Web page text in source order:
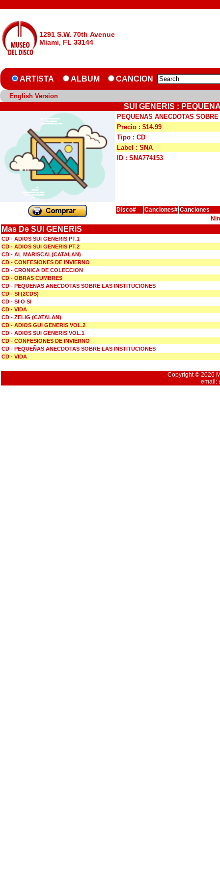
1291 S.W. 70th Avenue
Miami, FL 33144
ARTISTA ALBUM CANCION
English Version
SUI GENERIS :
PEQUENAS ANECDOTAS
Precio : $14.99
Tipo : CD
Label : SNA
ID : SNA774153
Disco# Canciones# Canciones
Mas De SUI GENERIS
CD - ADIOS SUI GENERIS PT.1
CD - ADIOS SUI GENERIS PT.2
CD - AL MARISCAL(CATALAN)
CD - CONFESIONES DE INVIERNO
CD - CRONICA DE COLECCION
CD - OBRAS CUMBRES
CD - PEQUENAS ANECDOTAS SOBRE LAS INSTITUCIONES
CD - SI (2CDS)
CD - SI O SI
CD - VIDA
CD - ZELIG (CATALAN)
CD - ADIOS GUI GENERIS VOL.2
CD - ADIOS SUI GENERIS VOL.1
CD - CONFESIONES DE INVIERNO
CD - PEQUEÑAS ANECDOTAS SOBRE LAS INSTITUCIONES
CD - VIDA
Copyright © 2026
email: